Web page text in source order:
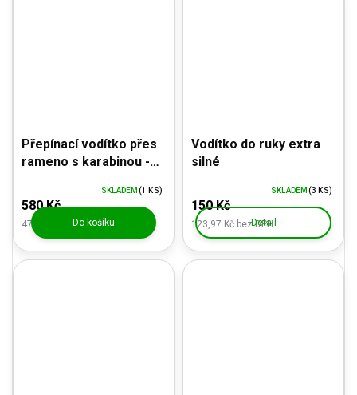
Přepínací vodítko přes
rameno s karabinou -
479,34 Kč bez DPH
580 Kč
SKLADEM (1 KS)
Do košíku
Vodítko do ruky extra
silné
123,97 Kč bez DPH
150 Kč
SKLADEM (3 KS)
Detail